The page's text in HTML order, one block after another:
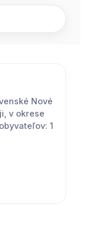
Nové
v okrese
1